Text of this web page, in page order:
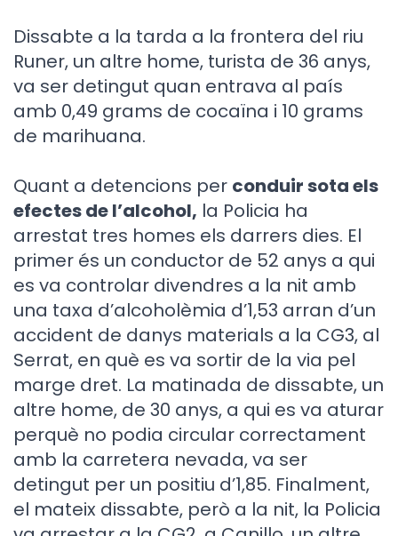
Dissabte a la tarda a la frontera del riu
Runer, un altre home, turista de 36 anys,
va ser detingut quan entrava al país
amb 0,49 grams de cocaïna i 10 grams
de marihuana.
Quant a detencions per conduir sota els
efectes de l’alcohol, la Policia ha
arrestat tres homes els darrers dies. El
primer és un conductor de 52 anys a qui
es va controlar divendres a la nit amb
una taxa d’alcoholèmia d’1,53 arran d’un
accident de danys materials a la CG3, al
Serrat, en què es va sortir de la via pel
marge dret. La matinada de dissabte, un
altre home, de 30 anys, a qui es va aturar
perquè no podia circular correctament
amb la carretera nevada, va ser
detingut per un positiu d’1,85. Finalment,
el mateix dissabte, però a la nit, la Policia